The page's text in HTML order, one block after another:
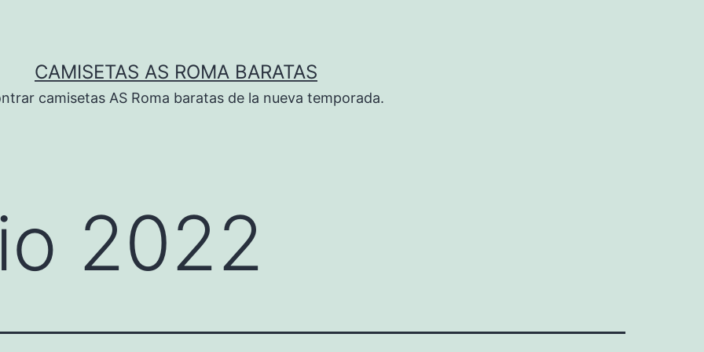
CAMISETAS AS ROMA BARATAS
camisetas AS Roma baratas de la nueva temporada.
2022